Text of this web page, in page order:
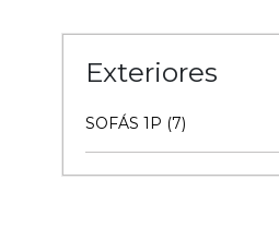
Exteriores
SOFÁS 1P (7)